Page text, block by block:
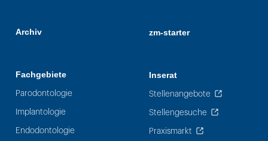
Archiv
Fachgebiete
Parodontologie
Implantologie
Endodontologie
zm-starter
Inserat
Stellenangebote
Stellengesuche
Praxismarkt